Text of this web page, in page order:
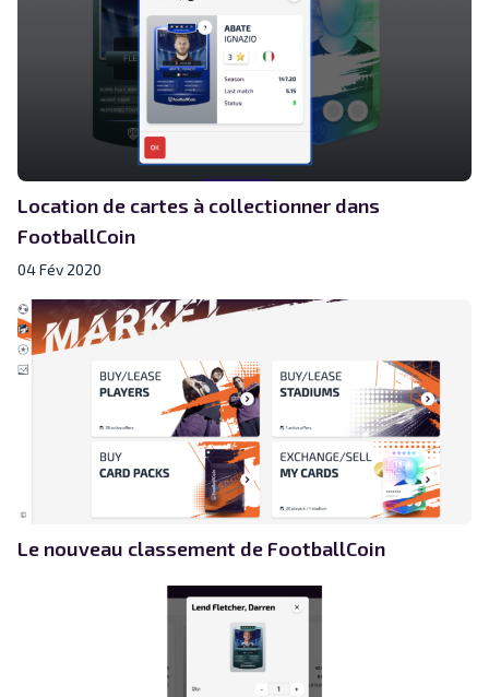
Location de cartes à collectionner dans
FootballCoin
04 Fév 2020
Le nouveau classement de FootballCoin